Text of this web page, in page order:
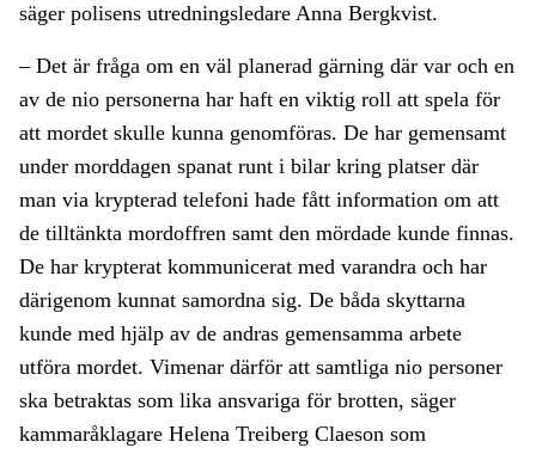
säger polisens utredningsledare Anna Bergkvist.
– Det är fråga om en väl planerad gärning där var och en
av de nio personerna har haft en viktig roll att spela för
att mordet skulle kunna genomföras. De har gemensamt
under morddagen spanat runt i bilar kring platser där
man via krypterad telefoni hade fått information om att
de tilltänkta mordoffren samt den mördade kunde finnas.
De har krypterat kommunicerat med varandra och har
därigenom kunnat samordna sig. De båda skyttarna
kunde med hjälp av de andras gemensamma arbete
utföra mordet. Vimenar därför att samtliga nio personer
ska betraktas som lika ansvariga för brotten, säger
kammaråklagare Helena Treiberg Claeson som